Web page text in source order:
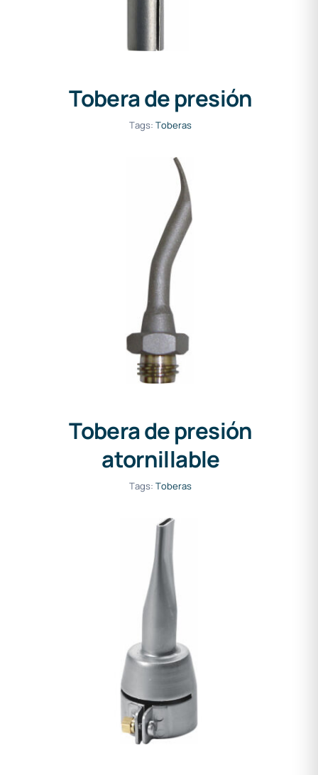
Tobera de presión
Tags:Toberas
Tobera de presión
atornillable
Tobera de presión
atornillable
Tags:Toberas
Tobera de ranura ancha (ø
32mm) 20mm